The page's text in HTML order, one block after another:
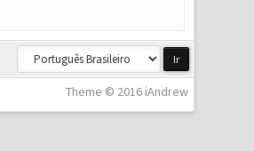
Theme © 2016 iAndrew